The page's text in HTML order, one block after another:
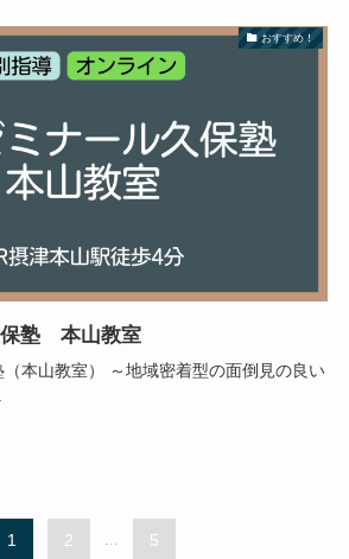
おすすめ！
保塾 本山教室
本山教室） ～地域密着型の面倒見の良い
1 2 5